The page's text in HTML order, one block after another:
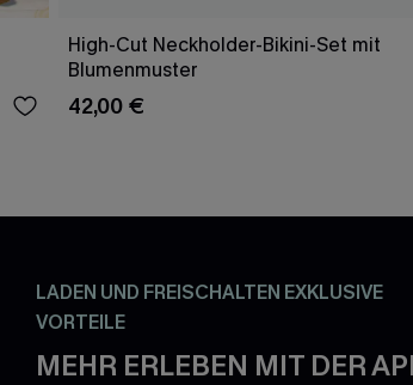
High-Cut Neckholder-Bikini-Set mit
Blumenmuster
42,00 €
LADEN UND FREISCHALTEN EXKLUSIVE
VORTEILE
MEHR ERLEBEN MIT DER